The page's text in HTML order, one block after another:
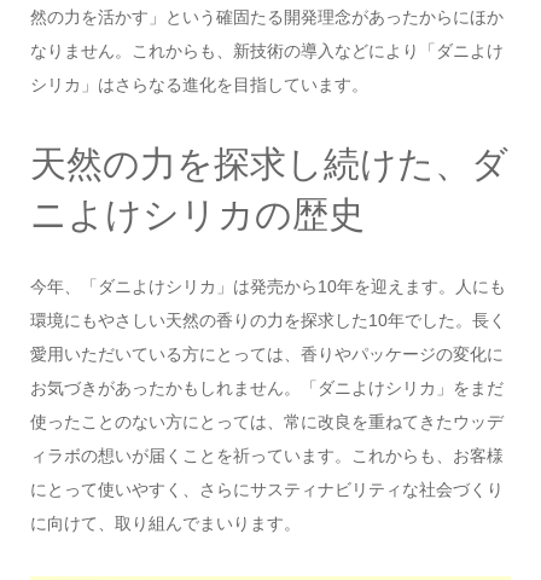
然の力を活かす」という確固たる開発理念があったからにほか
なりません。これからも、新技術の導入などにより「ダニよけ
シリカ」はさらなる進化を目指しています。
天然の力を探求し続けた、ダ
ニよけシリカの歴史
今年、「ダニよけシリカ」は発売から10年を迎えます。人にも
環境にもやさしい天然の香りの力を探求した10年でした。長く
愛用いただいている方にとっては、香りやパッケージの変化に
お気づきがあったかもしれません。「ダニよけシリカ」をまだ
使ったことのない方にとっては、常に改良を重ねてきたウッデ
ィラボの想いが届くことを祈っています。これからも、お客様
にとって使いやすく、さらにサスティナビリティな社会づくり
に向けて、取り組んでまいります。